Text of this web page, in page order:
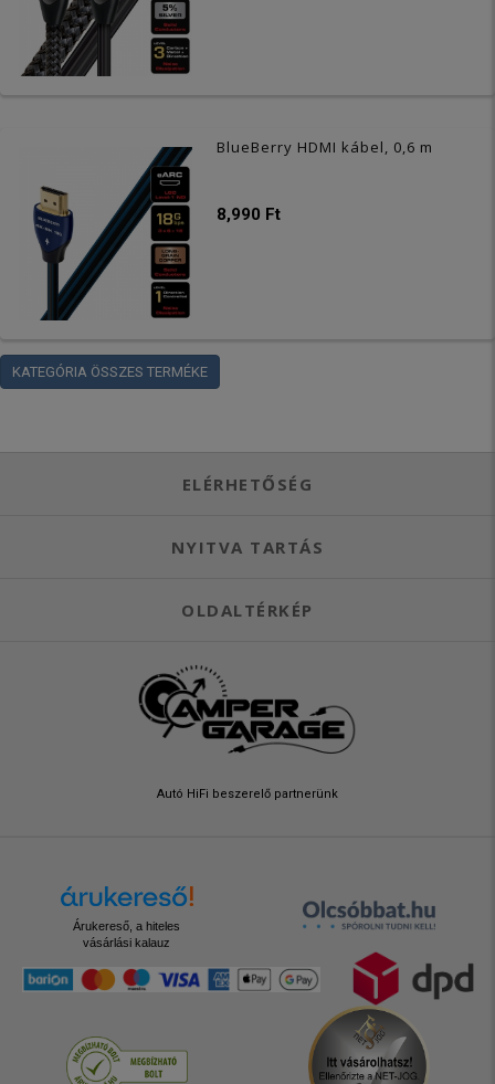
BlueBerry HDMI kábel, 0,6 m
8,990 Ft
KATEGÓRIA ÖSSZES TERMÉKE
ELÉRHETŐSÉG
NYITVA TARTÁS
OLDALTÉRKÉP
Autó HiFi beszerelő partnerünk
Árukereső, a hiteles
vásárlási kalauz